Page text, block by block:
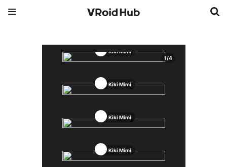
1/4
Kiki Mimi
Kiki Mimi
Kiki Mimi
Kiki Mimi